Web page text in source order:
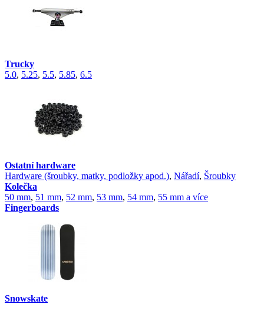
Trucky
5.0, 5.25, 5.5, 5.85, 6.5
Ostatní hardware
Hardware (šroubky, matky, podložky apod.), Nářadí, Šroubky
Kolečka
50 mm, 51 mm, 52 mm, 53 mm, 54 mm, 55 mm a více
Fingerboards
Snowskate